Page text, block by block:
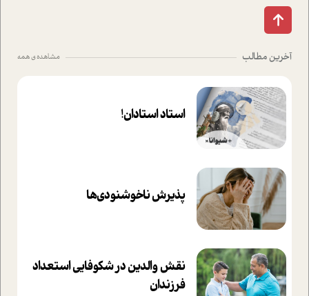
آخرین مطالب مشاهده ی همه
استاد استادان!
پذیرش ناخوشنودی‌ها
نقش والدین در شکوفا‌یی ا‌ستعداد
فرزندان‌